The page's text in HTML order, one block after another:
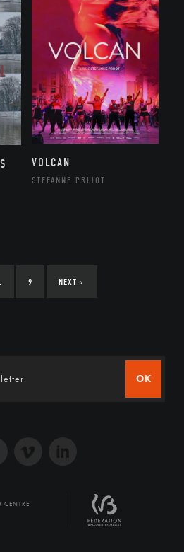
VOLCAN
STÉFANNE PRIJOT
9 NEXT ›
OK
CENTRE